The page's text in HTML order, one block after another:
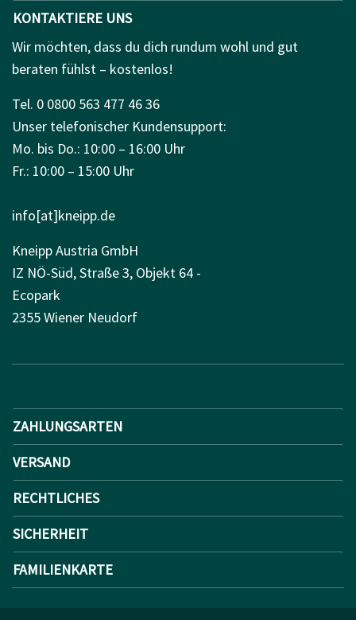
KONTAKTIERE UNS
Wir möchten, dass du dich rundum wohl und gut
beraten fühlst – kostenlos!
Tel. 0 0800 563 477 46 36
Unser telefonischer Kundensupport:
Mo. bis Do.: 10:00 – 16:00 Uhr
Fr.: 10:00 – 15:00 Uhr
info[at]kneipp.de
Kneipp Austria GmbH
IZ NÖ-Süd, Straße 3, Objekt 64 -
Ecopark
2355 Wiener Neudorf
ZAHLUNGSARTEN
VERSAND
RECHTLICHES
SICHERHEIT
FAMILIENKARTE